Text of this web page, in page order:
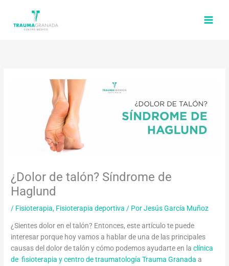
contenido
¿Dolor de talón? Síndrome de
Haglund
/ Fisioterapia, Fisioterapia deportiva / PorJesús García Muñoz
¿Sientes dolor en el talón? Entonces, este artículo te puede
interesar porque hoy vamos a hablar de una de las principales
causas del dolor de talón y cómo podemos ayudarte en laclínica
de fisioterapia y centro de traumatología Trauma Granada a